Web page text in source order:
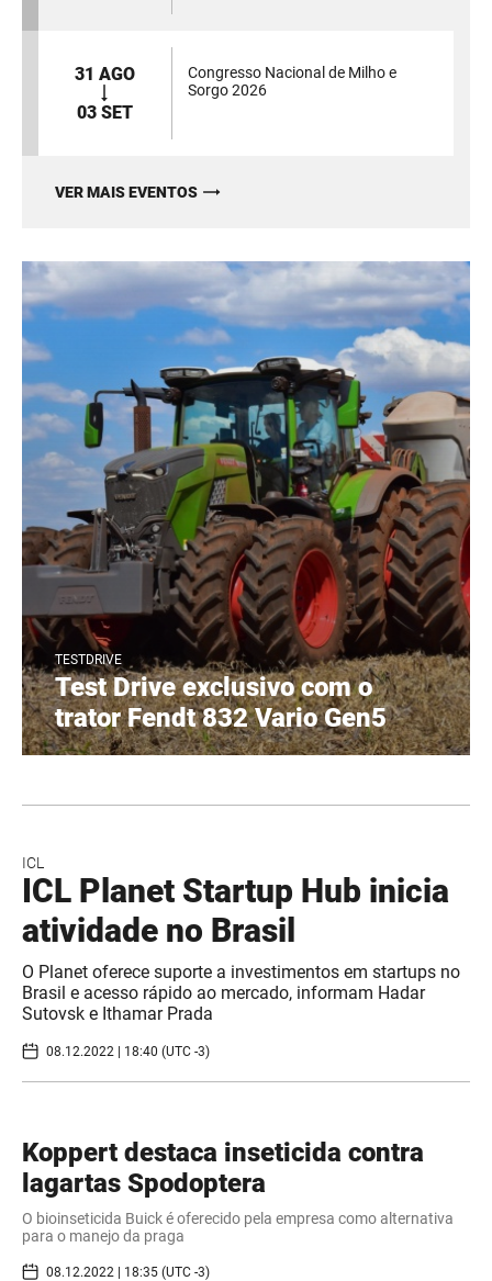
31 AGO
03 SET
Congresso Nacional de Milho e
Sorgo 2026
VER MAIS EVENTOS
TESTDRIVE
Test Drive exclusivo com o
trator Fendt 832 Vario Gen5
ICL
ICL Planet Startup Hub inicia
atividade no Brasil
O Planet oferece suporte a investimentos em startups no
Brasil e acesso rápido ao mercado, informam Hadar
Sutovsk e Ithamar Prada
08.12.2022 | 18:40 (UTC -3)
Koppert destaca inseticida contra
lagartas Spodoptera
O bioinseticida Buick é oferecido pela empresa como alternativa
para o manejo da praga
08.12.2022 | 18:35 (UTC -3)